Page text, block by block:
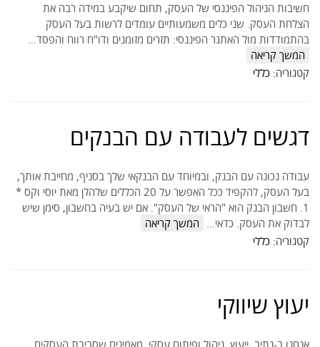
חשיבות הניהול הפיננסי של העסק, תחום שיקבע במידה רבה את
הצלחת העסק. שני כלים משמעותיים עומדים לרשות בעל העסק
בהתמודדות מול האתגר הפיננסי: תזרים מזומנים ודו"ח רווח והפסד…
המשך קריאה
קטגוריה: כללי
דגשים לעבודה עם הבנקים
עבודה נכונה עם הבנק, ובמיוחד עם הבנקאי שלך בסניף, מחייבת אותך,
בעל העסק, להקפיד ככל האפשר על 20 הכללים שלהלן מאת יוסי וקס *
1. חשבון הבנק הוא "הראי של העסק". אם יש בעיה בחשבון, סימן שיש
לבדוק את העסק. כדאי… המשך קריאה
קטגוריה: כללי
יעוץ שיווקי
אנחנו ב-נתיב, ייעוץ, ניהול ופיתוח עסקי, מאמינים שסביבת העסקים